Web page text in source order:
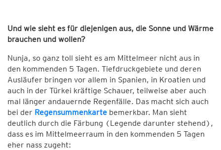
Und wie sieht es für diejenigen aus, die Sonne und Wärme
brauchen und wollen?
Nunja, so ganz toll sieht es am Mittelmeer nicht aus in
den kommenden 5 Tagen. Tiefdruckgebiete und deren
Ausläufer bringen vor allem in Spanien, in Kroatien und
auch in der Türkei kräftige Schauer, teilweise aber auch
mal länger andauernde Regenfälle. Das macht sich auch
bei der Regensummenkarte bemerkbar. Man sieht
deutlich durch die Färbung (Legende darunter stehend),
dass es im Mittelmeerraum in den kommenden 5 Tagen
eher nass zugeht: